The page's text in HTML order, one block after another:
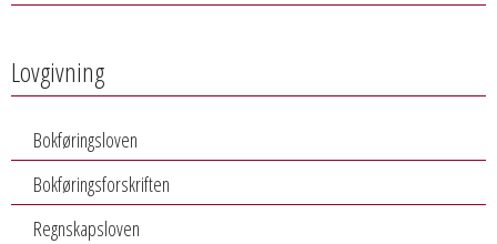
Lovgivning
Bokføringsloven
Bokføringsforskriften
Regnskapsloven